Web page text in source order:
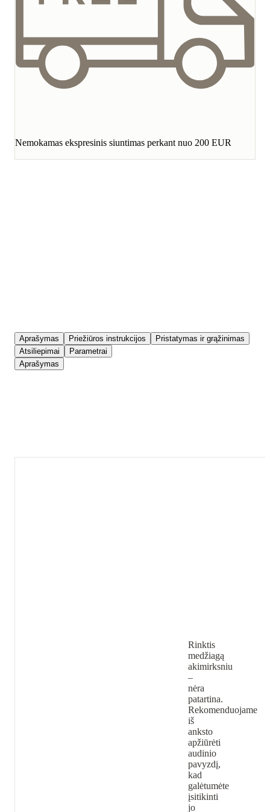
Nemokamas ekspresinis siuntimas perkant nuo 200 EUR
Aprašymas Priežiūros instrukcijos
Pristatymas ir grąžinimas
Atsiliepimai
Parametrai
Aprašymas
Rinktis
medžiagą
akimirksniu
–
nėra
patartina.
Rekomenduojame
iš
anksto
apžiūrėti
audinio
pavyzdį,
kad
galėtumėte
įsitikinti
jo